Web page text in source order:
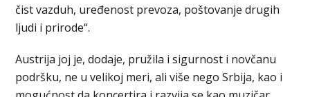
čist vazduh, uređenost prevoza, poštovanje drugih
ljudi i prirode“.
Austrija joj je, dodaje, pružila i sigurnost i novčanu
podršku, ne u velikoj meri, ali više nego Srbija, kao i